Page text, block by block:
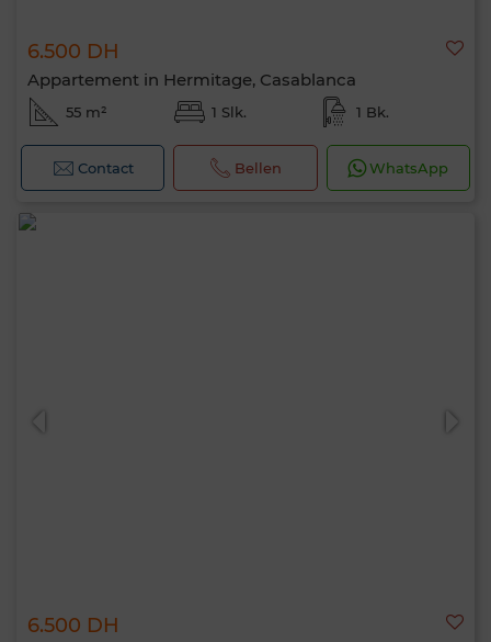
6.500 DH
Appartement in Hermitage, Casablanca
55 m² 1 Slk. 1 Bk.
Contact Bellen WhatsApp
6.500 DH